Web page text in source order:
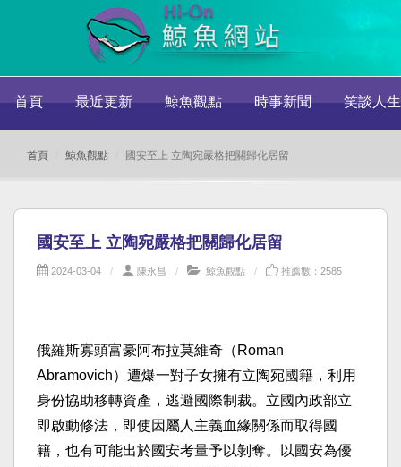
首頁 最近更新 鯨魚觀點 時事新聞 笑談人生
首頁 鯨魚觀點 國安至上 立陶宛嚴格把關歸化居留
國安至上 立陶宛嚴格把關歸化居留
2024-03-04 陳永昌 鯨魚觀點 推薦數：2585
俄羅斯寡頭富豪阿布拉莫維奇（Roman
Abramovich）遭爆一對子女擁有立陶宛國籍，利用
身份協助移轉資產，逃避國際制裁。立國內政部立
即啟動修法，即使因屬人主義血緣關係而取得國
籍，也有可能出於國安考量予以剝奪。以國安為優